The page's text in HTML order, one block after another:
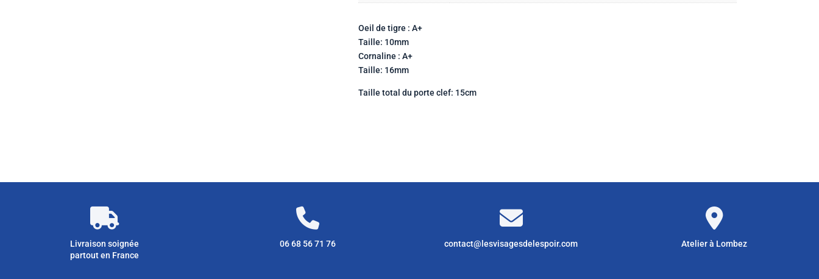
Oeil de tigre : A+
Taille: 10mm
Cornaline : A+
Taille: 16mm
Taille total du porte clef: 15cm
Livraison soignée
partout en France
06 68 56 71 76 contact@lesvisagesdelespoir.com Atelier à Lombez